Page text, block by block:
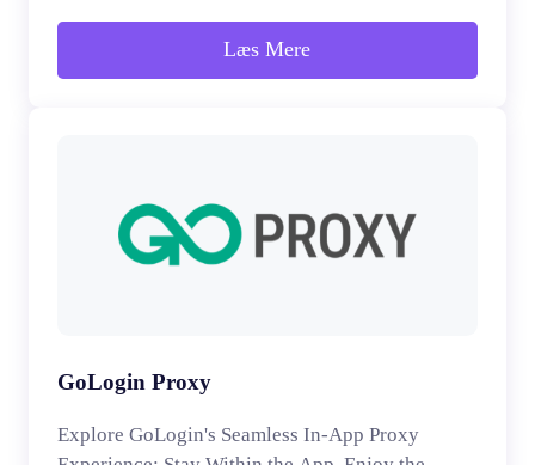
Læs Mere
GoLogin Proxy
Explore GoLogin's Seamless In-App Proxy